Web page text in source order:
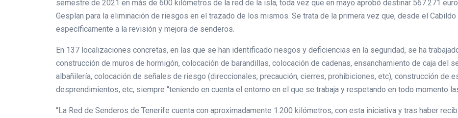
semestre de 2021 en más de 600 kilómetros de la red de la isla, toda vez que en mayo aprobó destinar 567.271
Gesplan para la eliminación de riesgos en el trazado de los mismos. Se trata de la primera vez que, desde el
específicamente a la revisión y mejora de senderos.
En 137 localizaciones concretas, en las que se han identificado riesgos y deficiencias en la seguridad, se ha
construcción de muros de hormigón, colocación de barandillas, colocación de cadenas, ensanchamiento de caja del
albañilería, colocación de señales de riesgo (direccionales, precaución, cierres, prohibiciones, etc), construcción de
desprendimientos, etc, siempre “teniendo en cuenta el entorno en el que se trabaja y respetando en todo momento
“La Red de Senderos de Tenerife cuenta con aproximadamente 1.200 kilómetros, con esta iniciativa y tras haber